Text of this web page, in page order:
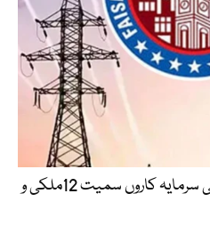
فیسکو کی نجکاری، ترکیہ، چینی سرمایہ کاروں سمیت 12ملکی و